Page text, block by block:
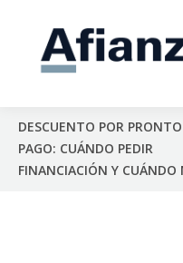
DESCUENTO POR PRONTO
PAGO: CUÁNDO PEDIR
FINANCIACIÓN Y CUÁNDO